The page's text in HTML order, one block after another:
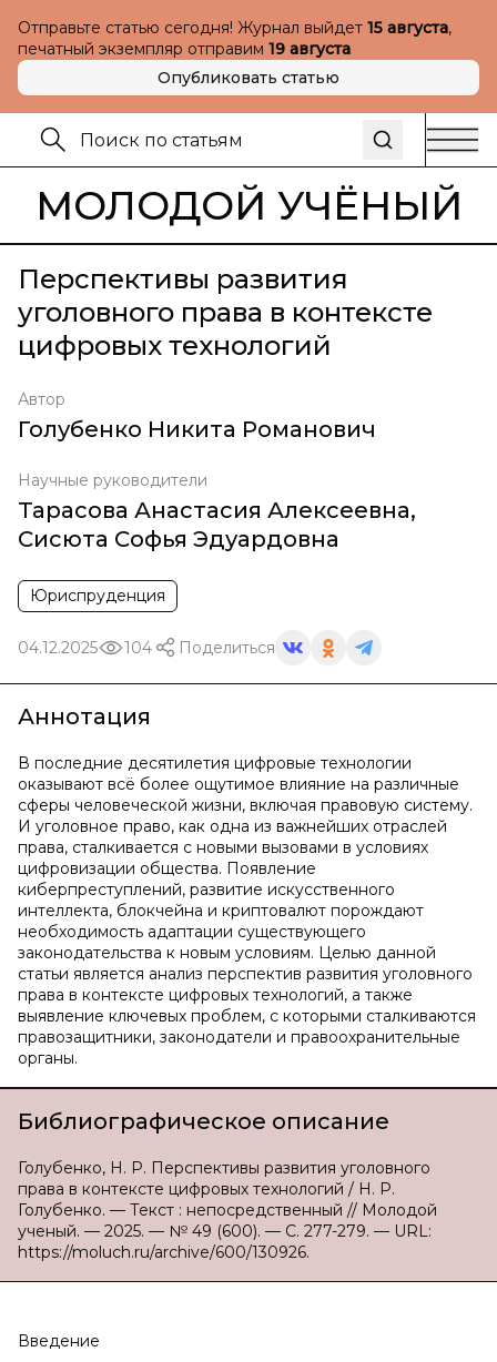
Отправьте статью сегодня! Журнал выйдет 15 августа,
печатный экземпляр отправим 19 августа
Опубликовать статью
МОЛОДОЙ УЧЁНЫЙ
Перспективы развития
уголовного права в контексте
цифровых технологий
Автор
Голубенко Никита Романович
Научные руководители
Тарасова Анастасия Алексеевна,
Сисюта Софья Эдуардовна
Юриспруденция
04.12.2025 104 Поделиться
Аннотация
В последние десятилетия цифровые технологии
оказывают всё более ощутимое влияние на различные
сферы человеческой жизни, включая правовую систему.
И уголовное право, как одна из важнейших отраслей
права, сталкивается с новыми вызовами в условиях
цифровизации общества. Появление
киберпреступлений, развитие искусственного
интеллекта, блокчейна и криптовалют порождают
необходимость адаптации существующего
законодательства к новым условиям. Целью данной
статьи является анализ перспектив развития уголовного
права в контексте цифровых технологий, а также
выявление ключевых проблем, с которыми сталкиваются
правозащитники, законодатели и правоохранительные
органы.
Библиографическое описание
Голубенко, Н. Р. Перспективы развития уголовного
права в контексте цифровых технологий / Н. Р.
Голубенко. — Текст : непосредственный // Молодой
ученый. — 2025. — № 49 (600). — С. 277-279. — URL:
https://moluch.ru/archive/600/130926.
Введение